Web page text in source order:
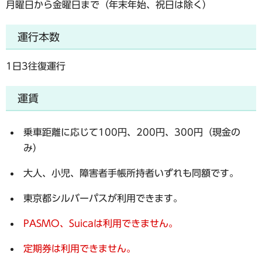
月曜日から金曜日まで（年末年始、祝日は除く）
運行本数
1日3往復運行
運賃
乗車距離に応じて100円、200円、300円（現金の
み）
大人、小児、障害者手帳所持者いずれも同額です。
東京都シルバーパスが利用できます。
PASMO、Suicaは利用できません。
定期券は利用できません。